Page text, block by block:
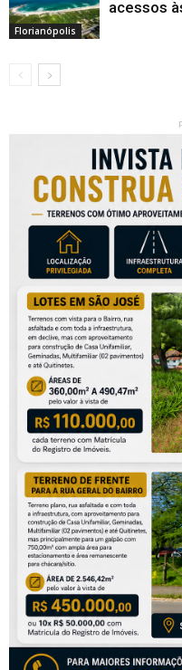
Florianópolis
acessos